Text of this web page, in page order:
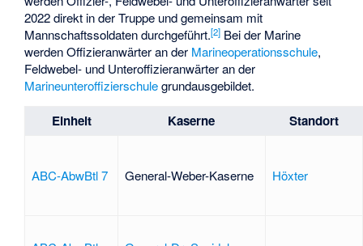
2022 direkt in der Truppe und gemeinsam mit
Mannschaftssoldaten durchgeführt.[2] Bei der Marine
werden Offizieranwärter an der Marineoperationsschule,
Feldwebel- und Unteroffizieranwärter an der
Marineunteroffizierschulegrundausgebildet.
Einheit Kaserne Standort
ABC-AbwBtl 7 General-Weber-Kaserne Höxter